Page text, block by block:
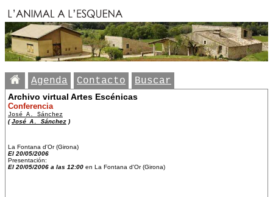
Agenda Contacto Buscar
Archivo virtual Artes Escénicas
Conferencia
José A. Sánchez
(José A. Sánchez )
La Fontana d'Or (Girona)
El 20/05/2006
Presentación:
El 20/05/2006 a las 12:00 en La Fontana d'Or (Girona)